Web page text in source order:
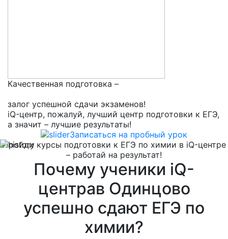
Качественная подготовка –
залог успешной сдачи экзаменов!
iQ-центр, пожалуй, лучший центр подготовки к ЕГЭ,
а значит – лучшие результаты!
Записаться на пробный урок
Пройди курсы подготовки к ЕГЭ по химии в iQ-центре
– работай на результат!
Почему ученики iQ-
центрав Одинцово
успешно сдают ЕГЭ по
химии?